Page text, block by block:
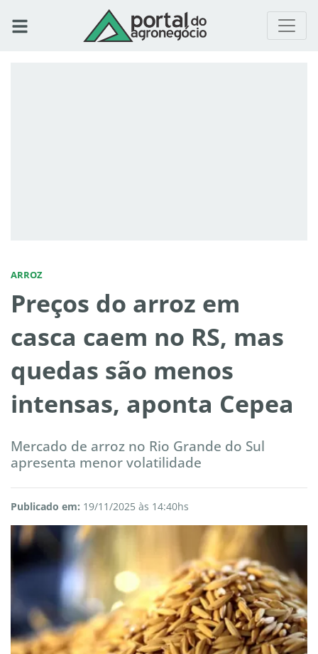
ARROZ
Preços do arroz em
casca caem no RS, mas
quedas são menos
intensas, aponta Cepea
Mercado de arroz no Rio Grande do Sul
apresenta menor volatilidade
Publicado em: 19/11/2025 às 14:40hs